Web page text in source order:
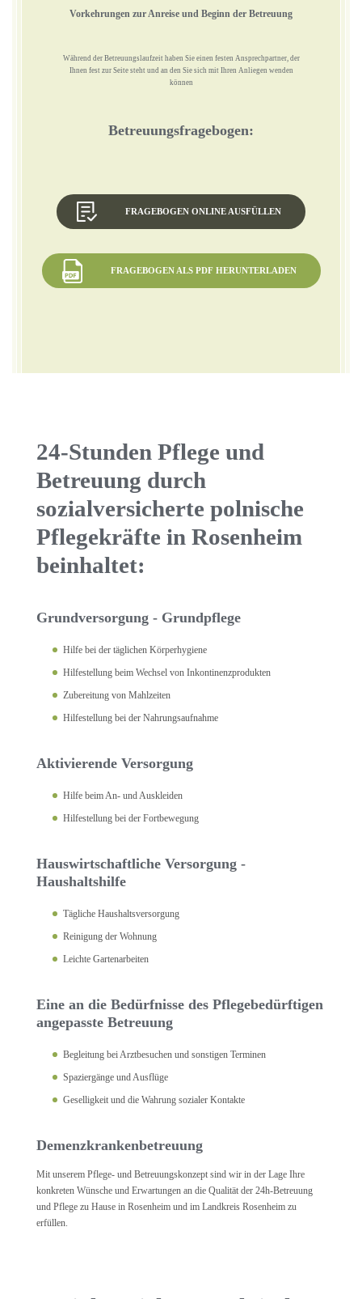
Vorkehrungen zur Anreise und Beginn der Betreuung
Während der Betreuungslaufzeit haben Sie einen festen Ansprechpartner, der
Ihnen fest zur Seite steht und an den Sie sich mit Ihren Anliegen wenden
können
Betreuungsfragebogen:
FRAGEBOGEN ONLINE AUSFÜLLEN
FRAGEBOGEN ALS PDF HERUNTERLADEN
24-Stunden Pflege und
Betreuung durch
sozialversicherte polnische
Pflegekräfte in Rosenheim
beinhaltet:
Grundversorgung - Grundpflege
Hilfe bei der täglichen Körperhygiene
Hilfestellung beim Wechsel von Inkontinenzprodukten
Zubereitung von Mahlzeiten
Hilfestellung bei der Nahrungsaufnahme
Aktivierende Versorgung
Hilfe beim An- und Auskleiden
Hilfestellung bei der Fortbewegung
Hauswirtschaftliche Versorgung -
Haushaltshilfe
Tägliche Haushaltsversorgung
Reinigung der Wohnung
Leichte Gartenarbeiten
Eine an die Bedürfnisse des Pflegebedürftigen
angepasste Betreuung
Begleitung bei Arztbesuchen und sonstigen Terminen
Spaziergänge und Ausflüge
Geselligkeit und die Wahrung sozialer Kontakte
Demenzkrankenbetreuung
Mit unserem Pflege- und Betreuungskonzept sind wir in der Lage Ihre
konkreten Wünsche und Erwartungen an die Qualität der 24h-Betreuung
und Pflege zu Hause in Rosenheim und im Landkreis Rosenheim zu
erfüllen.